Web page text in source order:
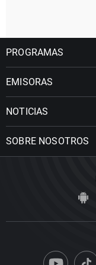
PROGRAMAS
EMISORAS
NOTICIAS
SOBRE NOSOTROS